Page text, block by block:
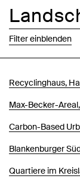
Filter einblenden
Recyclinghaus,
Max-Becker-
Carbon-Based
Blankenburger
Quartiere im